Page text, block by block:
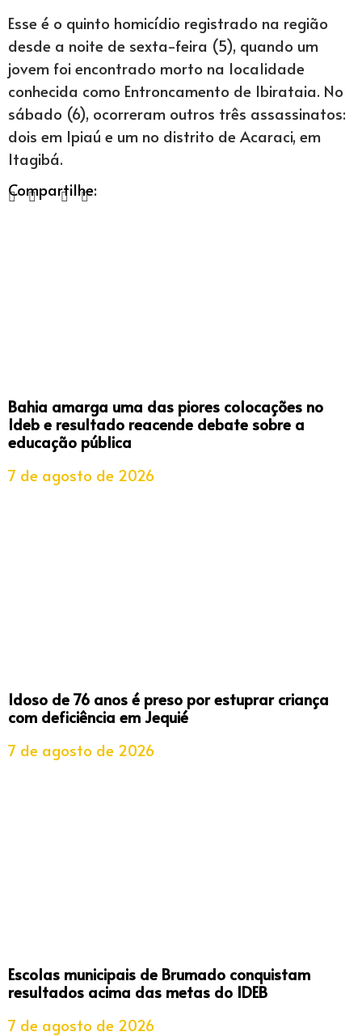
Esse é o quinto homicídio registrado na região
desde a noite de sexta-feira (5), quando um
jovem foi encontrado morto na localidade
conhecida como Entroncamento de Ibirataia. No
sábado (6), ocorreram outros três assassinatos:
dois em Ipiaú e um no distrito de Acaraci, em
Itagibá.
Compartilhe:
Bahia amarga uma das piores colocações no
Ideb e resultado reacende debate sobre a
educação pública
7 de agosto de 2026
Idoso de 76 anos é preso por estuprar criança
com deficiência em Jequié
7 de agosto de 2026
Escolas municipais de Brumado conquistam
resultados acima das metas do IDEB
7 de agosto de 2026